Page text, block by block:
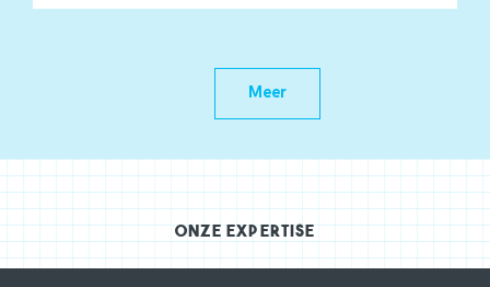
Meer
Onze expertise